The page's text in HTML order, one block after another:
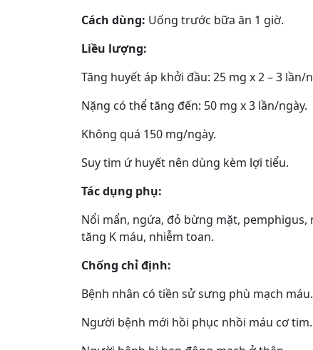
Cách dùng: Uống trước bữa ăn 1 giờ.
Liều lượng:
Tăng huyết áp khởi đầu: 25 mg x 2 – 3 lần/
Nặng có thể tăng đến: 50 mg x 3 lần/ngày.
Không quá 150 mg/ngày.
Suy tim ứ huyết nên dùng kèm lợi tiểu.
Tác dụng phụ:
Nổi mẩn, ngứa, đỏ bừng mặt, pemphigus,
tăng K máu, nhiễm toan.
Chống chỉ định:
Bệnh nhân có tiền sử sưng phù mạch máu.
Người bệnh mới hồi phục nhồi máu cơ tim.